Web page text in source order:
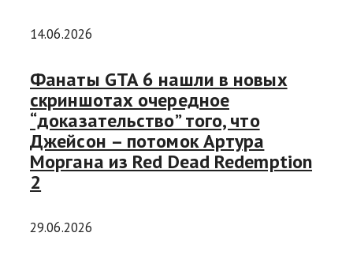
14.06.2026
Фанаты GTA 6 нашли в новых
скриншотах очередное
“доказательство” того, что
Джейсон – потомок Артура
Моргана из Red Dead Redemption
2
29.06.2026